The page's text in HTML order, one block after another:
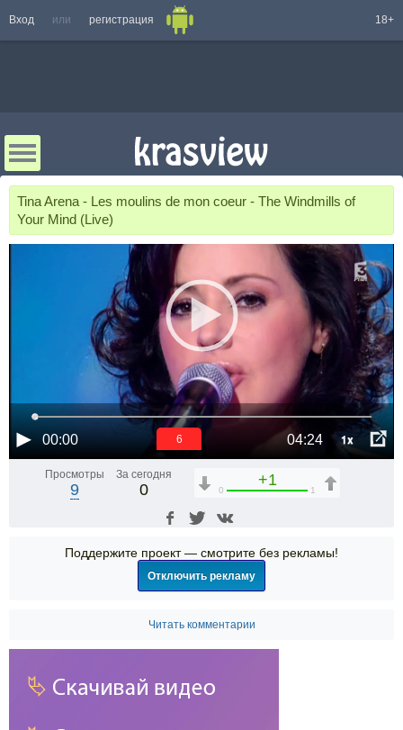
Вход или регистрация 18+
Tina Arena - Les moulins de mon coeur - The Windmills of
Your Mind (Live)
00:00 04:24 1x
6
Просмотры
9
За сегодня
0
+1
0 1
Поддержите проект — смотрите без рекламы!
Отключить рекламу
Читать комментарии